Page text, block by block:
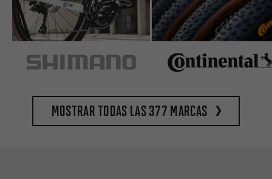
Mostrar todas las 377 marcas